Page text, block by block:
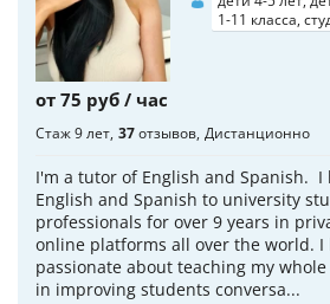
1-11 класса,
от 75 руб / час
Стаж 9 лет 37отзывов Дистанционно
I'm a tutor of English and Spanish. I
English and Spanish to university
professionals for over 9 years in
online platforms all over the world. I
passionate about teaching my
in improving students conversa...